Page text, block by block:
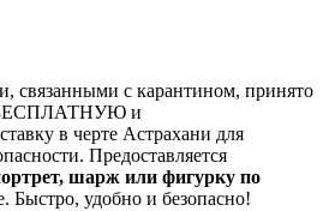
связанными с карантином, принято
БЕСПЛАТНУЮ и
в черте Астрахани для
Предоставляется
шарж или фигурку по
удобно и безопасно!